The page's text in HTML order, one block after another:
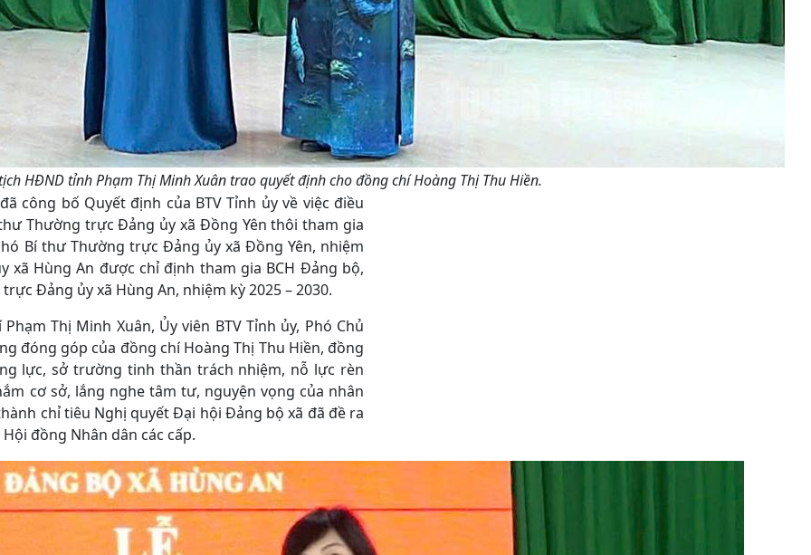
HĐND tỉnh Phạm Thị Minh Xuân trao quyết định cho đồng chí Hoàng Thị Thu Hiền.
công bố Quyết định của BTV Tỉnh ủy về việc điều
Thường trực Đảng ủy xã Đồng Yên thôi tham gia
Bí thư Thường trực Đảng ủy xã Đồng Yên, nhiệm
xã Hùng An được chỉ định tham gia BCH Đảng bộ,
Đảng ủy xã Hùng An, nhiệm kỳ 2025 – 2030.
Thị Minh Xuân, Ủy viên BTV Tỉnh ủy, Phó Chủ
đóng góp của đồng chí Hoàng Thị Thu Hiền, đồng
lực, sở trường tinh thần trách nhiệm, nỗ lực rèn
cơ sở, lắng nghe tâm tư, nguyện vọng của nhân
chỉ tiêu Nghị quyết Đại hội Đảng bộ xã đã đề ra
đồng Nhân dân các cấp.